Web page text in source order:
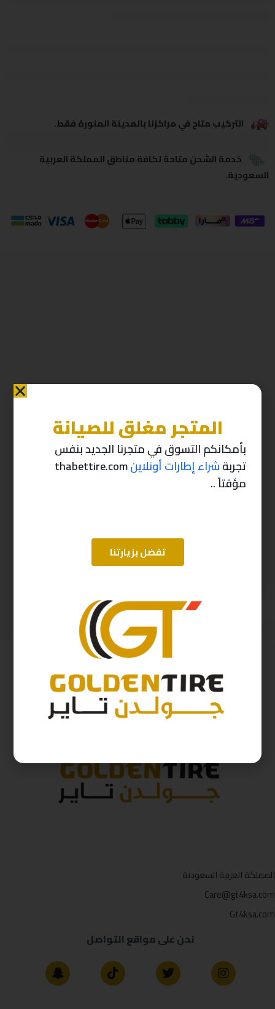
التركيب متاح في مراكزنا بالمدينة المنورة فقط.
خدمة الشحن متاحة لكافة مناطق المملكة العربية
السعودية.
منتجات ذات صله
( شامل الضريبة )
-10%
353ر.س 317
المملكة العربية السعودية
Care@gt4ksa.com
Gt4ksa.com
نحن على مواقع التواصل
المتجر مغلق للصيانة
بأمكانكم التسوق في متجرنا الجديد بنفس
تجربةشراء إطارات أونلاينthabettire.com
مؤقتاً ..
تفضل بزيارتنا